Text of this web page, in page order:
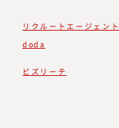
『み
は、
「プ
ビジ
「独
リクルートエージェント
doda
ビズリーチ